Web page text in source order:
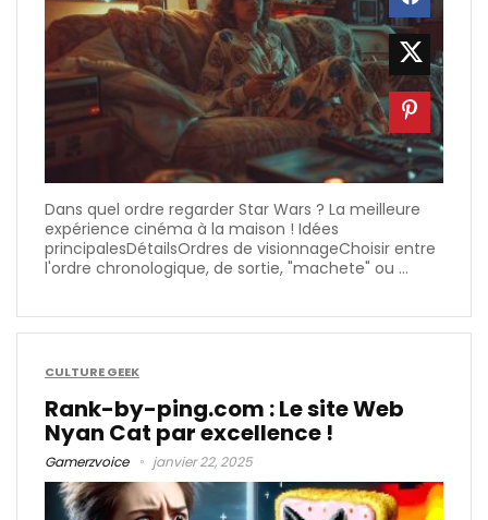
Dans quel ordre regarder Star Wars​ ? La meilleure
expérience cinéma à la maison ! Idées
principalesDétailsOrdres de visionnageChoisir entre
l'ordre chronologique, de sortie, "machete" ou ...
CULTURE GEEK
Rank-by-ping.com : Le site Web
Nyan Cat par excellence !
Gamerzvoice janvier 22, 2025